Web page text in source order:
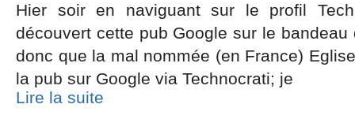
Hier soir en naviguant sur le profil
découvert cette pub Google sur le
donc que la mal nommée (en France)
la pub sur Google via Technocrati; je
Lire la suite